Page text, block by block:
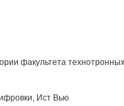
факультета
Ист Вью